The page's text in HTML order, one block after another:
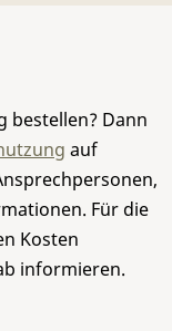
bestellen? Dann
auf
Für die
Kosten
informieren.